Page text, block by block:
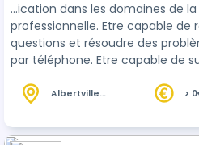
…ication dans les domaines de la
professionnelle. Etre capable de
questions et résoudre des
par téléphone. Etre capable de
présentation enanglais
sur la
au présent, passé ou futur.
Albertville
>